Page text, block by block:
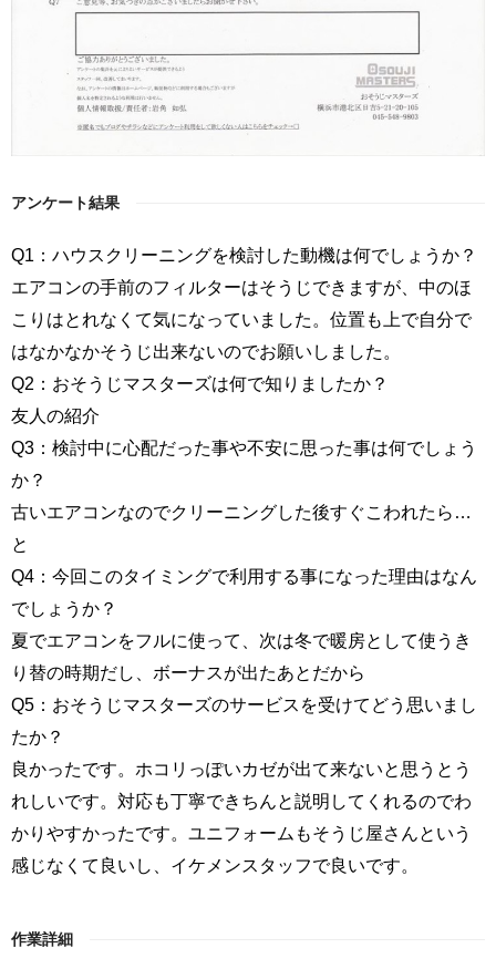
アンケート結果
Q1：ハウスクリーニングを検討した動機は何でしょうか？
エアコンの手前のフィルターはそうじできますが、中のほ
こりはとれなくて気になっていました。位置も上で自分で
はなかなかそうじ出来ないのでお願いしました。
Q2：おそうじマスターズは何で知りましたか？
友人の紹介
Q3：検討中に心配だった事や不安に思った事は何でしょう
か？
古いエアコンなのでクリーニングした後すぐこわれたら…
と
Q4：今回このタイミングで利用する事になった理由はなん
でしょうか？
夏でエアコンをフルに使って、次は冬で暖房として使うき
り替の時期だし、ボーナスが出たあとだから
Q5：おそうじマスターズのサービスを受けてどう思いまし
たか？
良かったです。ホコリっぽいカゼが出て来ないと思うとう
れしいです。対応も丁寧できちんと説明してくれるのでわ
かりやすかったです。ユニフォームもそうじ屋さんという
感じなくて良いし、イケメンスタッフで良いです。
作業詳細